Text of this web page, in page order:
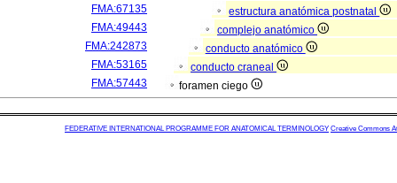
FMA:67135
estructura anatómica postnatal
FMA:49443
complejo anatómico
FMA:242873
conducto anatómico
FMA:53165
conducto craneal
FMA:57443
foramen ciego
FEDERATIVE INTERNATIONAL PROGRAMME FOR ANATOMICAL TERMINOLOGY Creative Commons